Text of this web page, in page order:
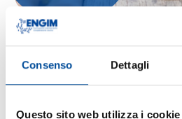
Consenso Dettagli
Questo sito web utilizza i cookie
PROGETTO #IOMIFERMO
22 Aprile 2026
LEGGI L'ARTICOLO